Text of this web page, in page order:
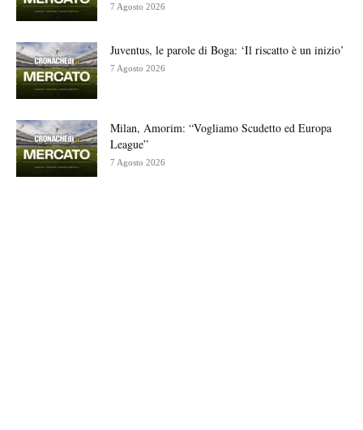
7 Agosto 2026
Juventus, le parole di Boga: ‘Il riscatto è un inizio’
7 Agosto 2026
Milan, Amorim: “Vogliamo Scudetto ed Europa
League”
7 Agosto 2026